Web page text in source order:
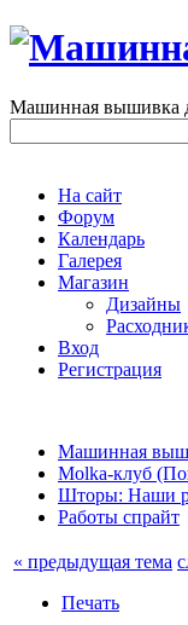
Машинная вышивка
На сайт
Форум
Календарь
Галерея
Магазин
Дизайны
Вход
Регистрация
Машинная
Molka-клуб
Шторы: Наши
Работы спрайт
« предыдущая тема
Печать